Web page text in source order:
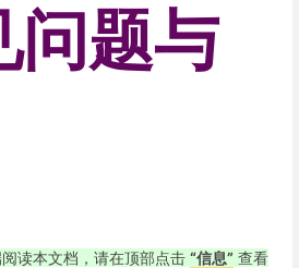
问题与
读本文档，请在顶部点击 “信息” 查看